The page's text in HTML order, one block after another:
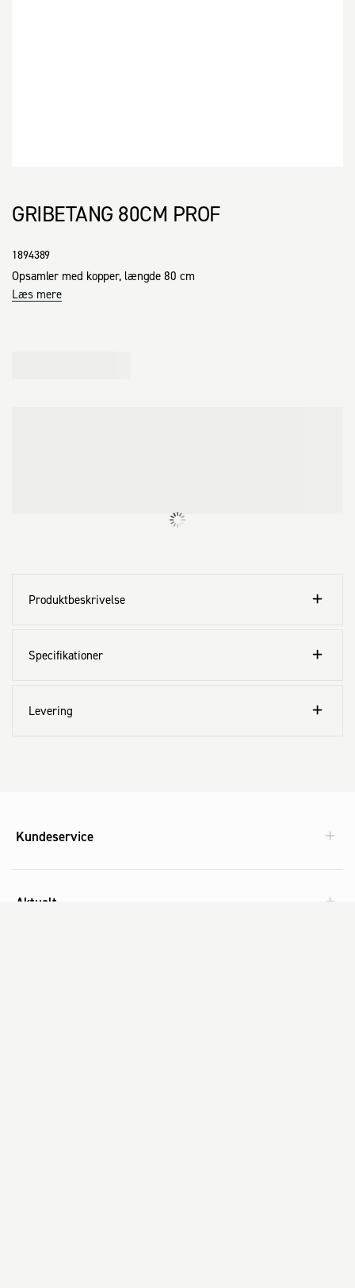
GRIBETANG 80CM PROF
1894389
Opsamler med kopper, længde 80 cm
Læs mere
Produktbeskrivelse
Specifikationer
Levering
Kundeservice
Aktuelt